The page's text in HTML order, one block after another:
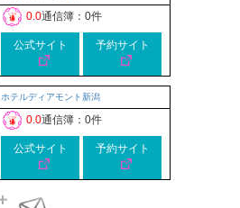
0.0通信簿：0件
公式サイト 予約サイト
ホテルディアモント新潟
0.0通信簿：0件
公式サイト 予約サイト